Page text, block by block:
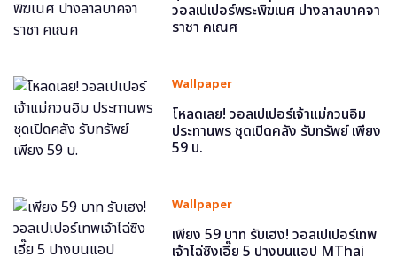
วอลเปเปอร์พระพิฆเนศ ปางลาลบาคจา
ราชา คเณศ
Wallpaper
โหลดเลย! วอลเปเปอร์เจ้าแม่กวนอิม
ประทานพร ชุดเปิดคลัง รับทรัพย์ เพียง
59 บ.
Wallpaper
เพียง 59 บาท รับเฮง! วอลเปเปอร์เทพ
เจ้าไฉ่ซิงเอี๊ย 5 ปางบนแอป MThai